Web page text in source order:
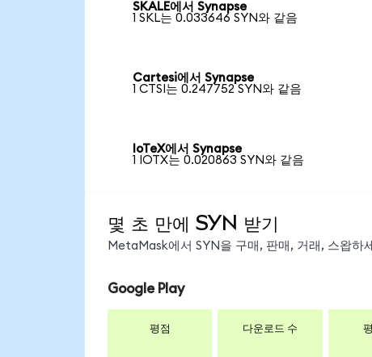
SKALE에서 Synapse
1 SKL는 0.033646 SYN와 같음
Cartesi에서 Synapse
1 CTSI는 0.247752 SYN와 같음
IoTeX에서 Synapse
1 IOTX는 0.020863 SYN와 같음
몇 초 만에 SYN 받기
MetaMask에서 SYN을 구매, 판매, 거래, 스왑하
Google Play
평점 다운로드 수